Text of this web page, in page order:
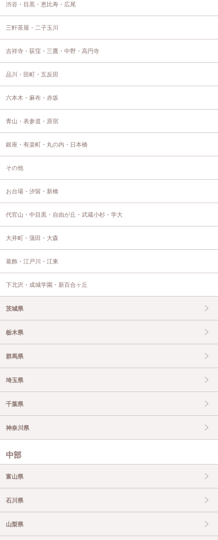
渋谷・目黒・恵比寿・広尾
三軒茶屋・二子玉川
吉祥寺・荻窪・三鷹・中野・高円寺
品川・田町・五反田
六本木・麻布・赤坂
青山・表参道・原宿
銀座・有楽町・丸の内・日本橋
その他
お台場・汐留・新橋
代官山・中目黒・自由が丘・武蔵小杉・学大
大井町・蒲田・大森
葛飾・江戸川・江東
下北沢・成城学園・新百合ヶ丘
茨城県
栃木県
群馬県
埼玉県
千葉県
神奈川県
中部
富山県
石川県
山梨県